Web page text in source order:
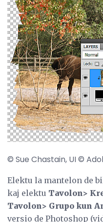
© Sue Chastain, UI ©
Elektu la mantelon de
kaj elektu Tavolon>
Tavolon> Grupo kun
versio de Photoshop